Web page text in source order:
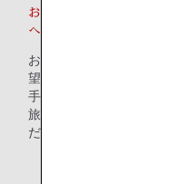
お持ちの航空券は有効期
への予約変更・搭乗分とし
お客様のご都合による変
望の旅程で新たにご予約
手数料がかかります。
旅行会社でご購入されたお
ださい。